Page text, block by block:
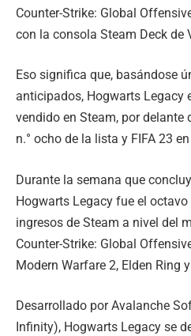
Counter-Strike: Global
con la consola Steam Deck de
Eso significa que, basándose
anticipados, Hogwarts Legacy
vendido en Steam, por delante
n.° ocho de la lista y FIFA 23
Durante la semana que
Hogwarts Legacy fue el
ingresos de Steam a nivel del
Counter-Strike: Global
Modern Warfare 2, Elden Ring
Desarrollado por Avalanche
Infinity), Hogwarts Legacy se